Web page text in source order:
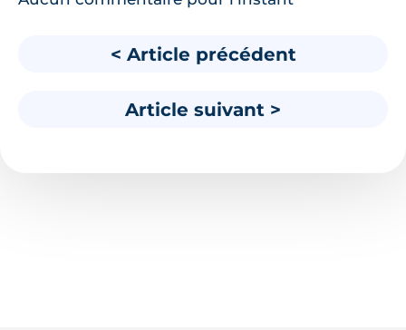
< Article précédent
Article suivant >